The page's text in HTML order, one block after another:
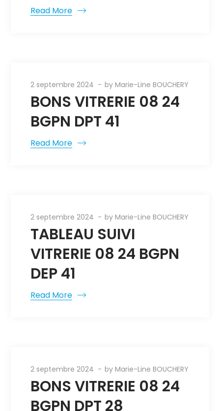
Read More
2 septembre 2024 byMarie-Line BOUCHERY
BONS VITRERIE 08 24
BGPN DPT 41
Read More
2 septembre 2024 byMarie-Line BOUCHERY
TABLEAU SUIVI
VITRERIE 08 24 BGPN
DEP 41
Read More
2 septembre 2024 byMarie-Line BOUCHERY
BONS VITRERIE 08 24
BGPN DPT 28